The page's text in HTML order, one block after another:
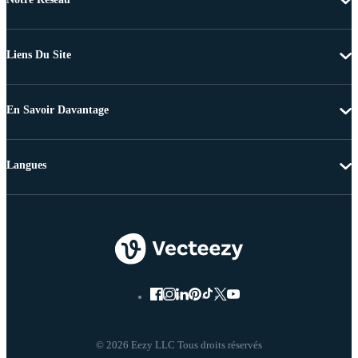
Liens Du Site
En Savoir Davantage
© 2026 Eezy LLC Tous droits réservés
Langues